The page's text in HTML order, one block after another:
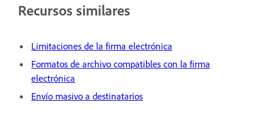
Recursos similares
Limitaciones de la firma electrónica
Formatos de archivo compatibles con la firma
electrónica
Envío masivo a destinatarios